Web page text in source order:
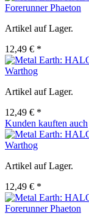
Forerunner Phaeton
Artikel auf Lager.
12,49 € *
Warthog
Artikel auf Lager.
12,49 € *
Kunden kauften auch
Warthog
Artikel auf Lager.
12,49 € *
Forerunner Phaeton